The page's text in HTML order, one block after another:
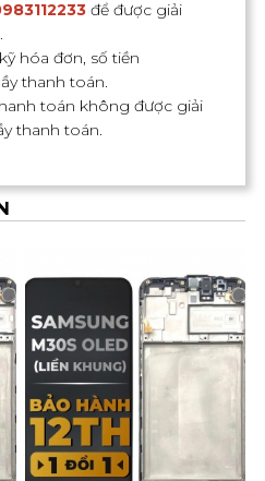
để được giải
hóa đơn, số tiền
thanh toán.
toán không được giải
thanh toán.